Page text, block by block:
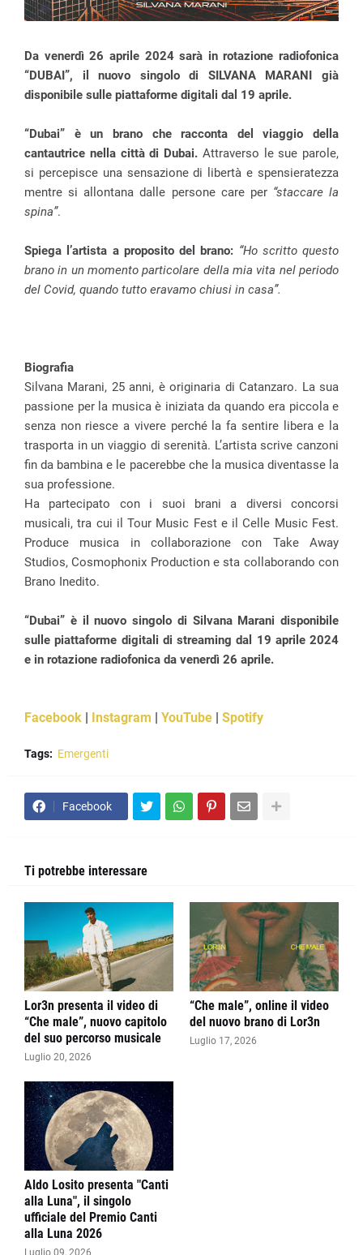
Da venerdì 26 aprile 2024 sarà in rotazione radiofonica
“DUBAI”, il nuovo singolo di SILVANA MARANI già
disponibile sulle piattaforme digitali dal 19 aprile.
“Dubai” è un brano che racconta del viaggio della
cantautrice nella città di Dubai. Attraverso le sue parole,
si percepisce una sensazione di libertà e spensieratezza
mentre si allontana dalle persone care per “staccare la
spina”.
Spiega l’artista a proposito del brano: “Ho scritto questo
brano in un momento particolare della mia vita nel periodo
del Covid, quando tutto eravamo chiusi in casa”.
Biografia
Silvana Marani, 25 anni, è originaria di Catanzaro. La sua
passione per la musica è iniziata da quando era piccola e
senza non riesce a vivere perché la fa sentire libera e la
trasporta in un viaggio di serenità. L’artista scrive canzoni
fin da bambina e le pacerebbe che la musica diventasse la
sua professione.
Ha partecipato con i suoi brani a diversi concorsi
musicali, tra cui il Tour Music Fest e il Celle Music Fest.
Produce musica in collaborazione con Take Away
Studios, Cosmophonix Production e sta collaborando con
Brano Inedito.
“Dubai” è il nuovo singolo di Silvana Marani disponibile
sulle piattaforme digitali di streaming dal 19 aprile 2024
e in rotazione radiofonica da venerdì 26 aprile.
Facebook | Instagram | YouTube | Spotify
Tags: Emergenti
Facebook
Ti potrebbe interessare
Lor3n presenta il video di
“Che male”, nuovo capitolo
del suo percorso musicale
Luglio 20, 2026
“Che male”, online il video
del nuovo brano di Lor3n
Luglio 17, 2026
Aldo Losito presenta "Canti
alla Luna", il singolo
ufficiale del Premio Canti
alla Luna 2026
Luglio 09, 2026